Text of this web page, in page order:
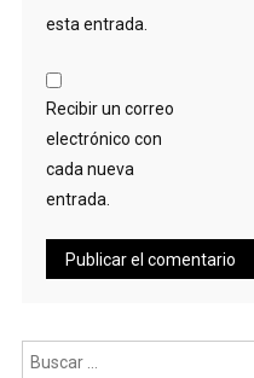
esta entrada.
Recibir un correo
electrónico con
cada nueva
entrada.